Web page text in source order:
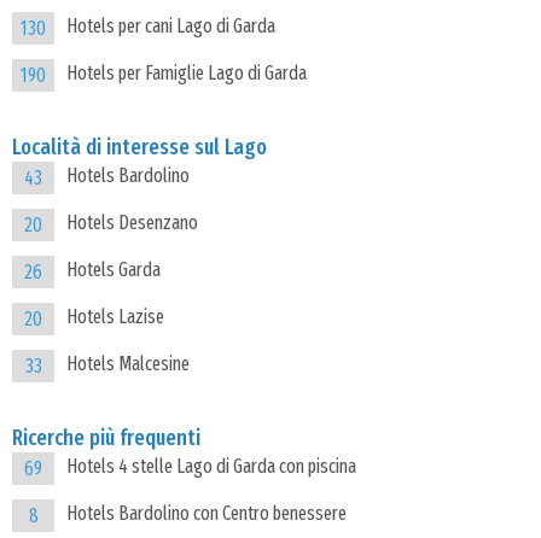
130 Hotels per cani Lago di Garda
190 Hotels per Famiglie Lago di Garda
Località di interesse sul Lago
43 Hotels Bardolino
20 Hotels Desenzano
26 Hotels Garda
20 Hotels Lazise
33 Hotels Malcesine
Ricerche più frequenti
69 Hotels 4 stelle Lago di Garda con piscina
8 Hotels Bardolino con Centro benessere